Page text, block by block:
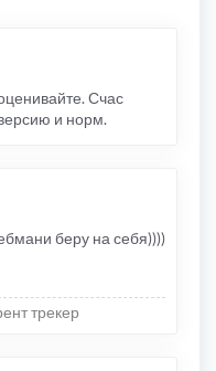
Счас
и норм.
беру на себя))))
трекер